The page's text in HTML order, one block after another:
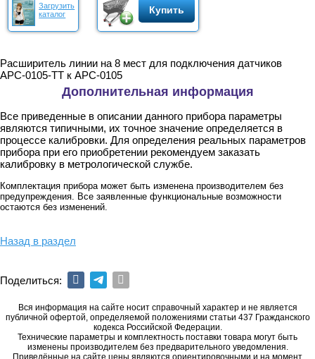
Загрузить
каталог
Купить
Расширитель линии на 8 мест для подключения датчиков
АРС-0105-ТТ к АРС-0105
Дополнительная информация
Все приведенные в описании данного прибора параметры
являются типичными, их точное значение определяется в
процессе калибровки. Для определения реальных параметров
прибора при его приобретении рекомендуем заказать
калибровку в метрологической службе.
Комплектация прибора может быть изменена производителем без
предупреждения. Все заявленные функциональные возможности
остаются без изменений.
Назад в раздел
Поделиться:
Вся информация на сайте носит справочный характер и не является
публичной офертой, определяемой положениями статьи 437 Гражданского
кодекса Российской Федерации.
Технические параметры и комплектность поставки товара могут быть
изменены производителем без предварительного уведомления.
Приведённые на сайте цены являются ориентировочными и на момент